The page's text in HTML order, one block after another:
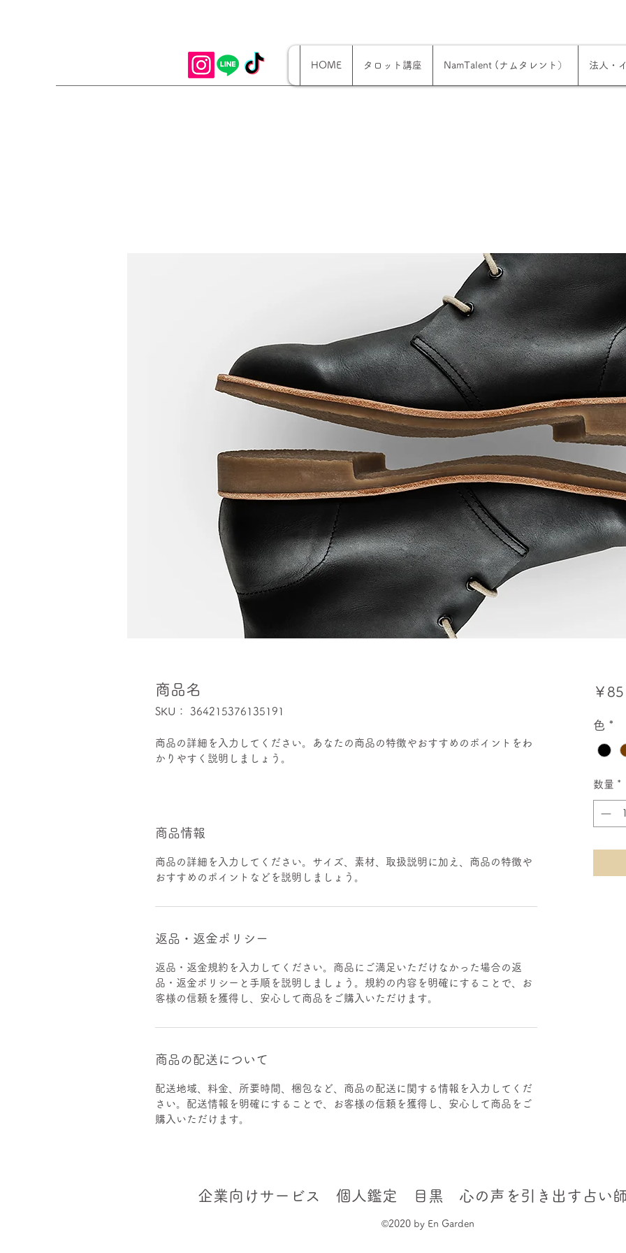
HOME タロット講座 NamTalent (ナムタレント） 法人・
商品名
SKU： 364215376135191
商品の詳細を入力してください。あなたの商品の特徴やおすすめのポイントをわ
かりやすく説明しましょう。
商品情報
商品の詳細を入力してください。サイズ、素材、取扱説明に加え、商品の特徴や
おすすめのポイントなどを説明しましょう。
返品・返金ポリシー
返品・返金規約を入力してください。商品にご満足いただけなかった場合の返
品・返金ポリシーと手順を説明しましょう。規約の内容を明確にすることで、お
客様の信頼を獲得し、安心して商品をご購入いただけます。
商品の配送について
配送地域、料金、所要時間、梱包など、商品の配送に関する情報を入力してくだ
さい。配送情報を明確にすることで、お客様の信頼を獲得し、安心して商品をご
購入いただけます。
￥85
色 *
数量 *
企業向けサービス 個人鑑定 目黒 心の声を引き出す占い
©2020 by En Garden